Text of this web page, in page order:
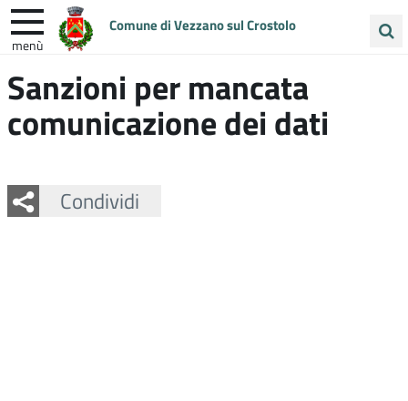
Comune di Vezzano sul Crostolo
menù
nel
sito
ENTRA IN COMUNE VIVI VEZZANO
UNIONE COLLINE MATILDICHE
Sanzioni per mancata
comunicazione dei dati
Condividi
Facebook
Twitter
Whatsapp